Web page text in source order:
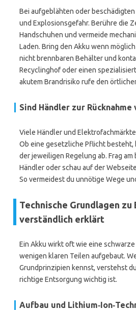
Bei aufgeblähten oder
und Explosionsgefahr. Berühre die
Handschuhen und vermeide
Laden. Bring den Akku wenn
nicht brennbaren Behälter und
Recyclinghof oder einen
akutem Brandrisiko rufe den
Sind Händler zur
Viele Händler und
Ob eine gesetzliche Pflicht besteht,
der jeweiligen Regelung ab. Frag am
Händler oder schau auf der
So vermeidest du unnötige Wege
Technische Grundlagen zu
verständlich erklärt
Ein Akku wirkt oft wie eine schwarze
wenigen klaren Teilen aufgebaut.
Grundprinzipien kennst, verstehst
richtige Entsorgung wichtig ist.
Aufbau und